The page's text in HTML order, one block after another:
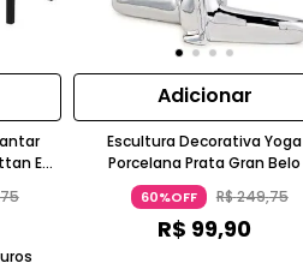
E
75
Adicionar
Escultura Decorativa Yoga
Porcelana Prata Gran Belo
60%OFF R$249,75
R$ 99,90